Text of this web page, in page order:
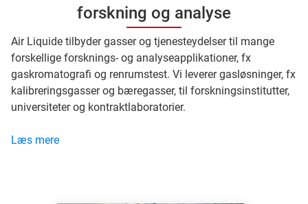
forskning og analyse
Air Liquide tilbyder gasser og tjenesteydelser til mange
forskellige forsknings- og analyseapplikationer, fx
gaskromatografi og renrumstest. Vi leverer gasløsninger, fx
kalibreringsgasser og bæregasser, til forskningsinstitutter,
universiteter og kontraktlaboratorier.
Læs mere